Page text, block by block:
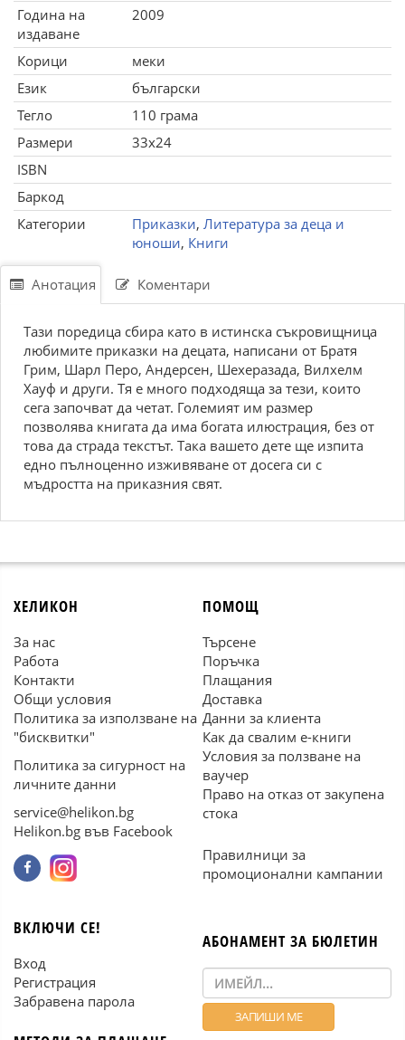
Година на
издаване
2009
Корици
меки
Език
български
Тегло
110 грама
Размери
33x24
ISBN
Баркод
Категории
Приказки, Литература за деца и
юноши, Книги
Анотация Коментари
Тази поредица сбира като в истинска съкровищница
любимите приказки на децата, написани от Братя
Грим, Шарл Перо, Андерсен, Шехеразада, Вилхелм
Хауф и други. Тя е много подходяща за тези, които
сега започват да четат. Големият им размер
позволява книгата да има богата илюстрация, без от
това да страда текстът. Така вашето дете ще изпита
едно пълноценно изживяване от досега си с
мъдростта на приказния свят.
ХЕЛИКОН
За нас
Работа
Контакти
Общи условия
Политика за използване на
"бисквитки"
Политика за сигурност на
личните данни
service@helikon.bg
Helikon.bg във Facebook
ПОМОЩ
Търсене
Поръчка
Плащания
Доставка
Данни за клиента
Как да свалим е-книги
Условия за ползване на
ваучер
Право на отказ от закупена
стока
Правилници за
промоционални кампании
ВКЛЮЧИ СЕ!
Вход
Регистрация
Забравена парола
АБОНАМЕНТ ЗА БЮЛЕТИН